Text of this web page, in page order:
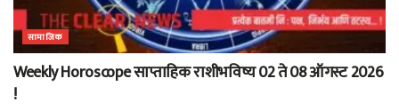
सामाजिक
Weekly Horoscope साप्ताहिक राशीभविष्य 02 ते 08 ऑगस्ट 2026
!